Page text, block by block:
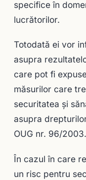
specifice în
lucrătorilor.
Totodată ei vor
asupra
care pot fi
măsurilor care
securitatea şi
asupra
OUG nr. 96/2003.
În cazul în care
un risc pentru